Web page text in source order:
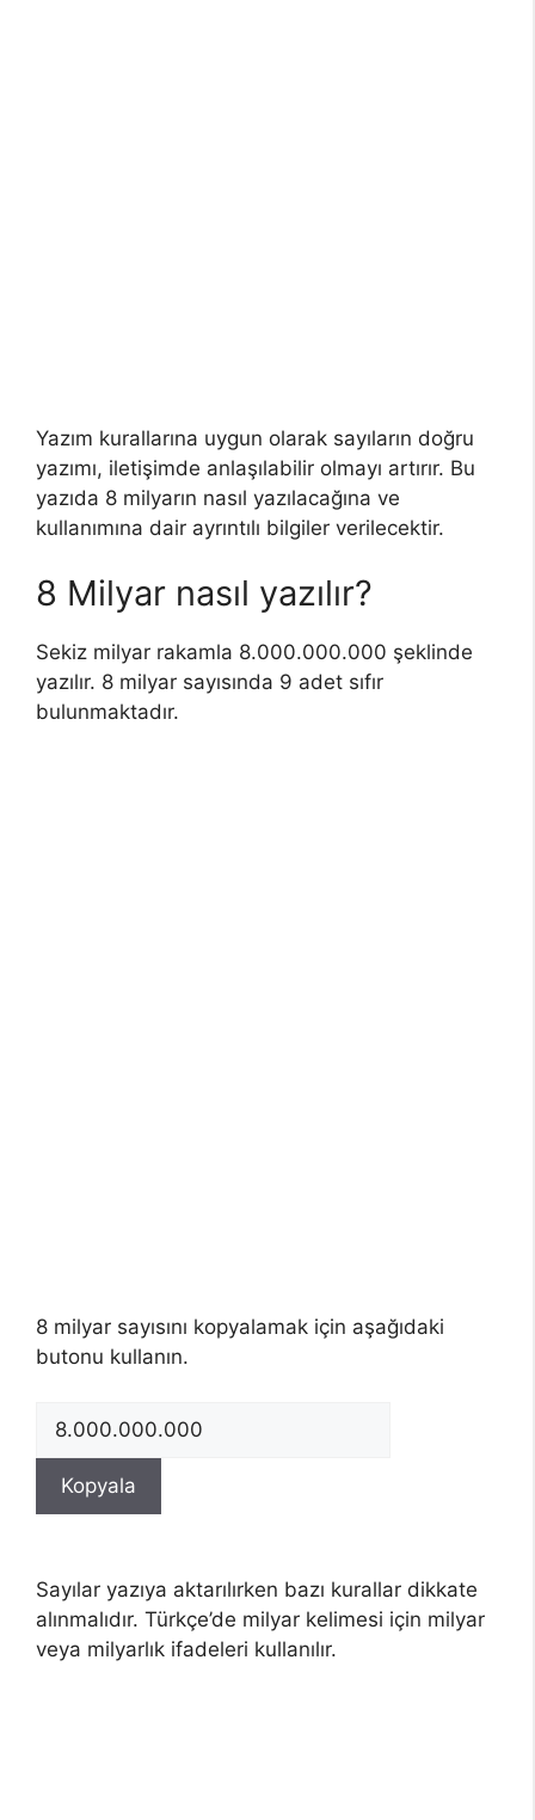
Yazım kurallarına uygun olarak sayıların doğru
yazımı, iletişimde anlaşılabilir olmayı artırır. Bu
yazıda 8 milyarın nasıl yazılacağına ve
kullanımına dair ayrıntılı bilgiler verilecektir.
8 Milyar nasıl yazılır?
Sekiz milyar rakamla 8.000.000.000 şeklinde
yazılır. 8 milyar sayısında 9 adet sıfır
bulunmaktadır.
8 milyar sayısını kopyalamak için aşağıdaki
butonu kullanın.
Sayılar yazıya aktarılırken bazı kurallar dikkate
alınmalıdır. Türkçe’de milyar kelimesi için milyar
veya milyarlık ifadeleri kullanılır.